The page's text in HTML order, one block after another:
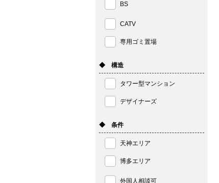
BS
CATV
専用ゴミ置場
◆ 構造
タワー型マンション
デザイナーズ
◆ 条件
天神エリア
博多エリア
外国人相談可